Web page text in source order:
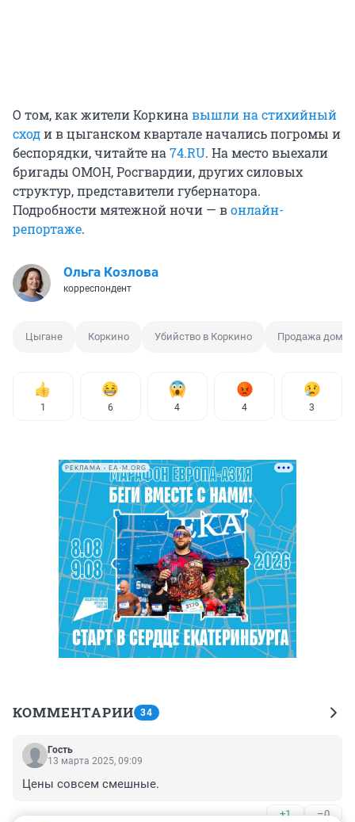
О том, как жители Коркина вышли на стихийный
сходи в цыганском квартале начались погромы и
беспорядки, читайте на 74.RU. На место выехали
бригады ОМОН, Росгвардии, других силовых
структур, представители губернатора.
Подробности мятежной ночи — вонлайн-
репортаже.
Ольга Козлова
корреспондент
Цыгане Коркино Убийство в Коркино Продажа дома
1 6 4 4 3
РЕКЛАМА • EA-M.ORG
КОММЕНТАРИИ 34
Гость
13 марта 2025, 09:09
Цены совсем смешные.
+1 –0